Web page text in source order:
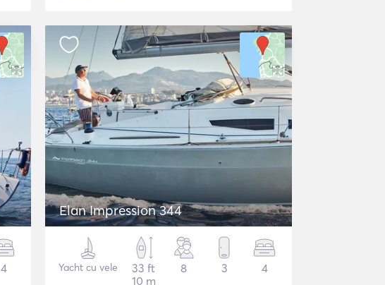
4
Elan Impression 344
Yacht cu vele
33 ft
10 m
8 3 4